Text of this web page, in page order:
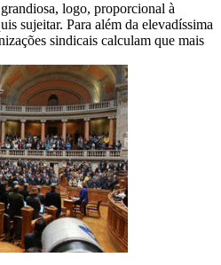
logo, proporcional à
sujeitar. Para além da elevadíssima
sindicais calculam que mais